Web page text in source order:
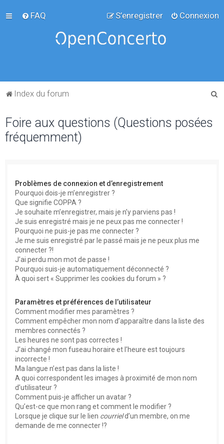
FAQ Connexion
S’enregistrer
Index du forum
Foire aux questions (Questions posées
fréquemment)
Problèmes de connexion et d’enregistrement
Pourquoi dois-je m’enregistrer ?
Que signifie COPPA ?
Je souhaite m’enregistrer, mais je n’y parviens pas !
Je suis enregistré mais je ne peux pas me connecter !
Pourquoi ne puis-je pas me connecter ?
Je me suis enregistré par le passé mais je ne peux plus me
connecter ?!
J’ai perdu mon mot de passe !
Pourquoi suis-je automatiquement déconnecté ?
À quoi sert « Supprimer les cookies du forum » ?
Paramètres et préférences de l’utilisateur
Comment modifier mes paramètres ?
Comment empêcher mon nom d’apparaître dans la liste des
membres connectés ?
Les heures ne sont pas correctes !
J’ai changé mon fuseau horaire et l’heure est toujours
incorrecte !
Ma langue n’est pas dans la liste !
A quoi correspondent les images à proximité de mon nom
d’utilisateur ?
Comment puis-je afficher un avatar ?
Qu’est-ce que mon rang et comment le modifier ?
Lorsque je clique sur le lien courrield’un membre, on me
demande de me connecter !?